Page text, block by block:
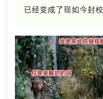
已经变成了现如今封